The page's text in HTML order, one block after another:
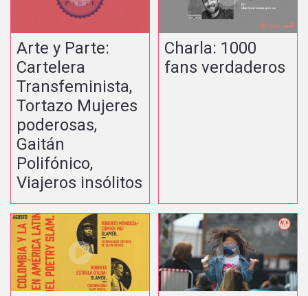
Arte y Parte:
Cartelera
Transfeminista,
Tortazo Mujeres
poderosas,
Gaitán
Polifónico,
Viajeros insólitos
Charla: 1000
fans verdaderos